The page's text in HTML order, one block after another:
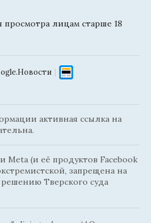
лицам старше 18
|
активная ссылка на
Meta (и её продуктов Facebook
запрещена на
Тверского суда